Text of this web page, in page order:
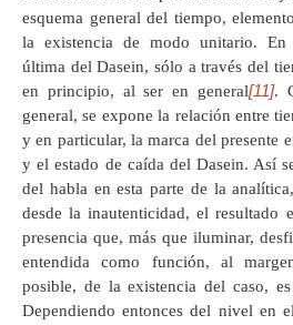
esquema general del tiempo,
la existencia de modo unitario. En
última del Dasein, sólo a través del
en principio, al ser en general[11].
general, se expone la relación entre
y en particular, la marca del presente
y el estado de caída del Dasein. Así
del habla en esta parte de la
desde la inautenticidad, el resultado
presencia que, más que iluminar,
entendida como función, al
posible, de la existencia del caso,
Dependiendo entonces del nivel en